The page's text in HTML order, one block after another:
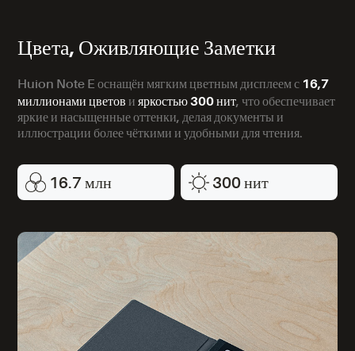
Цвета, Оживляющие Заметки
Huion Note E оснащён мягким цветным дисплеем с 16,7
миллионами цветов ияркостью 300 нит, что обеспечивает
яркие и насыщенные оттенки, делая документы и
иллюстрации более чёткими и удобными для чтения.
16.7 млн 300 нит